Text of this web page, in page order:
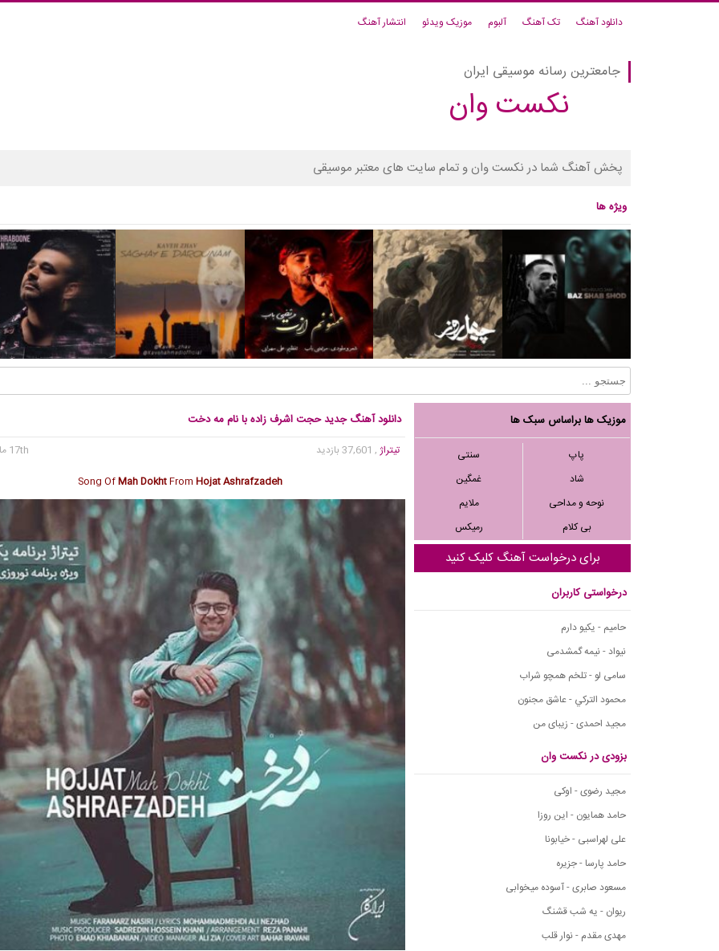
دانلود آهنگ تک آهنگ آلبوم موزیک ویدئو انتشار آهنگ
جامعترین رسانه موسیقی ایران
نکست وان
پخش آهنگ شما در نکست وان و تمام سایت های معتبر موسیقی
ویژه ها
موزیک ها براساس سبک ها
پاپ
سنتی
شاد
غمگین
نوحه و مداحی
ملایم
بی کلام
رمیکس
برای درخواست آهنگ کلیک کنید
درخواستی کاربران
حامیم - یکیو دارم
نیواد - نیمه گمشدمی
سامی لو - تلخم همچو شراب
محمود التركي - عاشق مجنون
مجید احمدی - زیبای من
بزودی در نکست وان
مجید رضوی - اوکی
حامد همایون - این روزا
علی لهراسبی - خیابونا
حامد پارسا - جزیره
مسعود صابری - آسوده میخوابی
ریوان - یه شب قشنگ
مهدی مقدم - نوار قلب
دانلود آهنگ جدید حجت اشرف زاده با نام مه دخت
تیتراژ , 37,601 بازدید
17th مارس 2018
Song OfMah DokhtFrom Hojat Ashrafzadeh